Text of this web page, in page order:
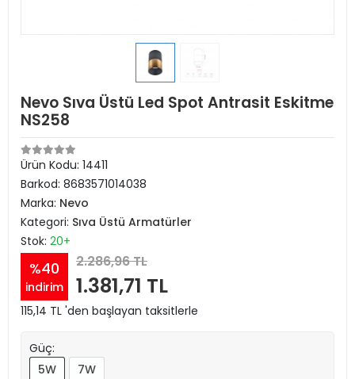
Nevo Sıva Üstü Led Spot Antrasit Eskitme
NS258
Ürün Kodu: 14411
Barkod: 8683571014038
Marka: Nevo
Kategori: Sıva Üstü Armatürler
Stok: 20+
%40
indirim
2.286,96 TL
1.381,71 TL
115,14 TL 'den başlayan taksitlerle
Güç:
5W
7W